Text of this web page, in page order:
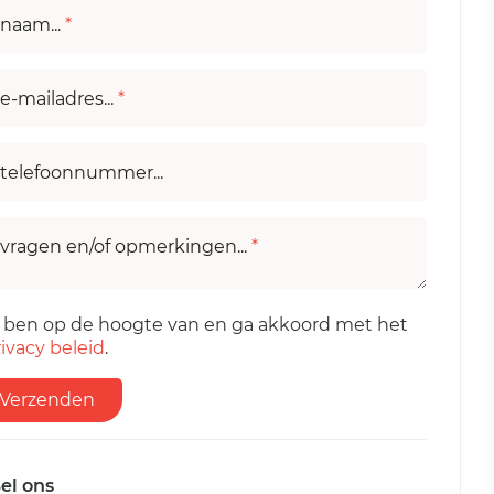
*
mailadres... *
en/of opmerkingen... *
ben op de hoogte van en ga akkoord met het
beleid.
ons